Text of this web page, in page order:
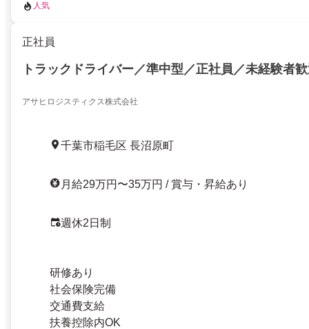
人気
正社員
トラックドライバー／準中型／正社員／未経験者
アサヒロジスティクス株式会社
千葉市稲毛区 長沼原町
月給29万円〜35万円 / 賞与・昇給あり
週休2日制
研修あり
社会保険完備
交通費支給
扶養控除内OK